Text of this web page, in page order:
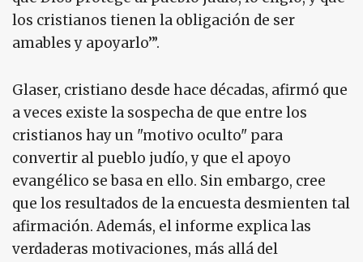
los cristianos tienen la obligación de ser
amables y apoyarlo’”.
Glaser, cristiano desde hace décadas, afirmó que
a veces existe la sospecha de que entre los
cristianos hay un "motivo oculto" para
convertir al pueblo judío, y que el apoyo
evangélico se basa en ello. Sin embargo, cree
que los resultados de la encuesta desmienten tal
afirmación. Además, el informe explica las
verdaderas motivaciones, más allá del